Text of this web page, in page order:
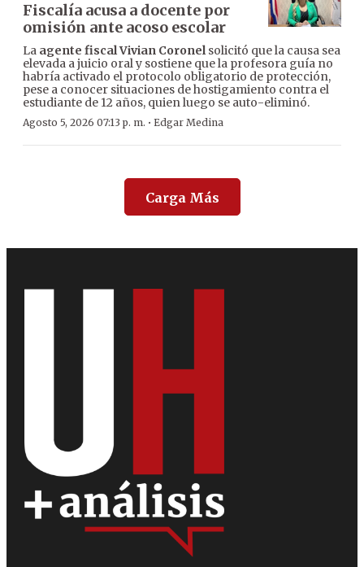
Fiscalía acusa a docente por
omisión ante acoso escolar
La agente fiscal Vivian Coronelsolicitó que la causa sea
elevada a juicio oral y sostiene que la profesora guía no
habría activado el protocolo obligatorio de protección,
pese a conocer situaciones de hostigamiento contra el
estudiante de 12 años, quien luego se auto-eliminó.
Agosto 5, 2026 07:13 p. m. · Edgar Medina
Carga Más